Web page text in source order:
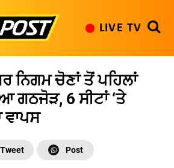
LIVE TV
ਨਿਗਮ ਚੋਣਾਂ ਤੋਂ ਪਹਿਲਾਂ
ਗਠਜੋੜ, 6 ਸੀਟਾਂ ‘ਤੇ